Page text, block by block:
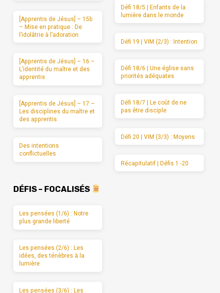
[Apprentis de Jésus] – 15b
– Mise en pratique : De
l’idolâtrie à l’adoration
[Apprentis de Jésus] – 16 –
L’identité du maître et des
apprentis
[Apprentis de Jésus] – 17 –
Les disciplines du maître et
des apprentis
Des intentions
conflictuelles
Défi 18/5 | Enfants de la
lumière dans le monde
Défi 19 | VIM (2/3) : Intention
Défi 18/6 | Une église sans
priorités adéquates
Défi 18/7 | Le coût de ne
pas être disciple
Défi 20 | VIM (3/3) : Moyens
Récapitulatif | Défis 1 -20
DÉFIS – FOCALISÉS
Les pensées (1/6) : Notre
plus grande liberté
Les pensées (2/6) : Les
idées, des ténèbres à la
lumière
Les pensées (3/6) : Les